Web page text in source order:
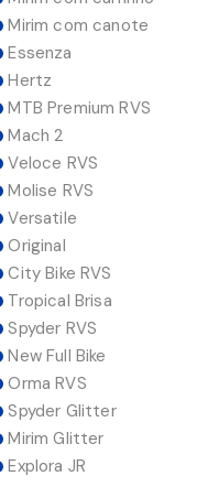
Mirim com canote
Essenza
Hertz
MTB Premium RVS
Mach 2
Veloce RVS
Molise RVS
Versatile
Original
City Bike RVS
Tropical Brisa
Spyder RVS
New Full Bike
Orma RVS
Spyder Glitter
Mirim Glitter
Explora JR